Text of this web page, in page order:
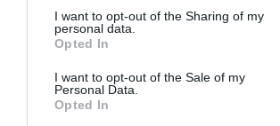
I want to opt-out of the Sharing of my
personal data.
Opted In
I want to opt-out of the Sale of my
Personal Data.
Opted In